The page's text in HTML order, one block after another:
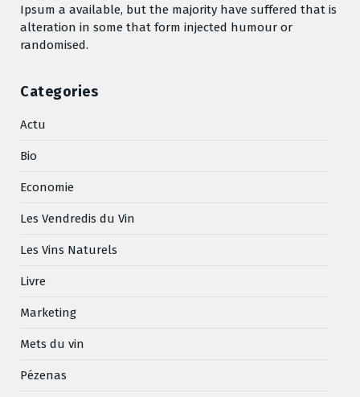
Ipsum a available, but the majority have suffered that is
alteration in some that form injected humour or
randomised.
Categories
Actu
Bio
Economie
Les Vendredis du Vin
Les Vins Naturels
Livre
Marketing
Mets du vin
Pézenas